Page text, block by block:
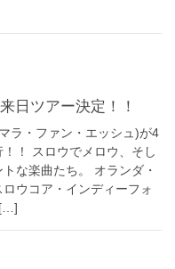
日ツアー決定！！
ラ・ファン・エッシュ)が4
！ スロウでメロウ、そし
な楽曲たち。 オランダ・
ウコア・インディーフォ
[…]